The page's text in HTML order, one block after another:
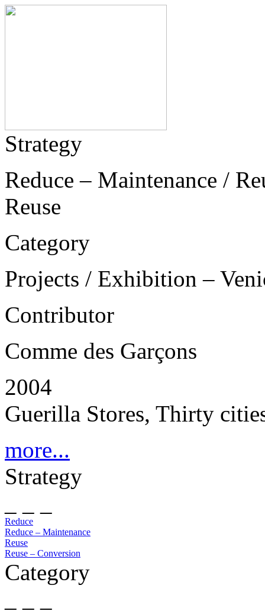
Strategy
Reduce – Maintenance /
Reuse
Category
Projects / Exhibition –
Contributor
Comme des Garçons
2004
Guerilla Stores, Thirty
more...
Strategy
Reduce
Reduce – Maintenance
Reuse
Reuse – Conversion
Category